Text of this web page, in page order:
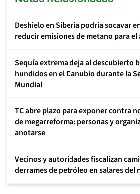
Deshielo en Siberia podría socavar
reducir emisiones de metano para el
Sequía extrema deja al descubierto
hundidos en el Danubio durante la
Mundial
TC abre plazo para exponer contra
de megarreforma: personas y
anotarse
Vecinos y autoridades fiscalizan
derrames de petróleo en salares del